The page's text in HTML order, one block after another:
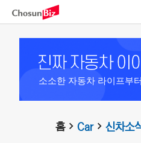
소소한 자동차 라이프부
홈 Car 신차소